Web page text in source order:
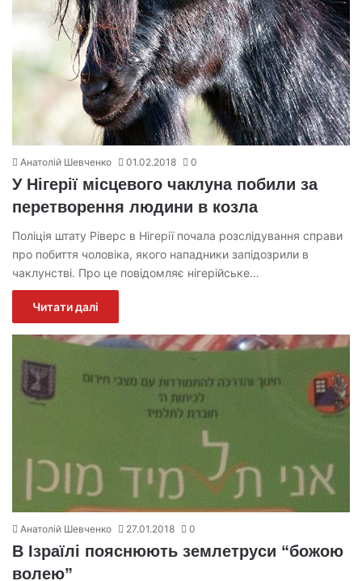
Анатолій Шевченко 01.02.2018 0
У Нігерії місцевого чаклуна побили за
перетворення людини в козла
Поліція штату Ріверс в Нігерії почала розслідування справи
про побиття чоловіка, якого нападники запідозрили в
чаклунстві. Про це повідомляє нігерійське…
Читати далі
Анатолій Шевченко 27.01.2018 0
В Ізраїлі пояснюють землетруси “божою
волею”